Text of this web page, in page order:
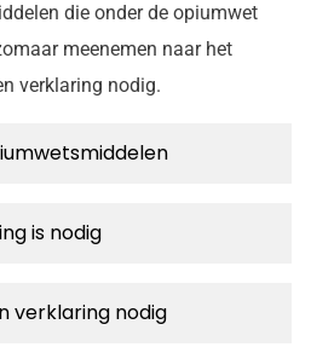
die onder de opiumwet
meenemen naar het
verklaring nodig.
is nodig
verklaring nodig